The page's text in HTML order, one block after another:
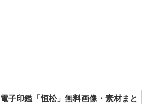
電子印鑑「恒松」無料画像・素材まと